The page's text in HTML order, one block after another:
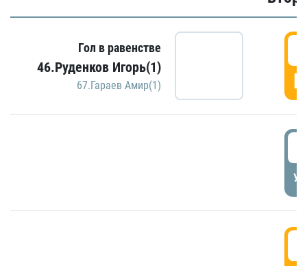
Гол в равенстве
46.Руденков Игорь(1)
67.Гараев Амир(1)